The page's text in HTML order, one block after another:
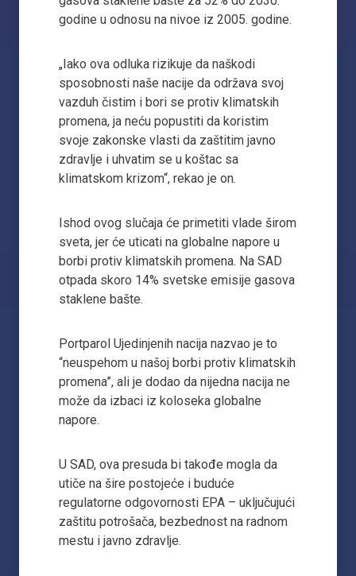
godine u odnosu na nivoe iz 2005. godine.
„Iako ova odluka rizikuje da naškodi
sposobnosti naše nacije da održava svoj
vazduh čistim i bori se protiv klimatskih
promena, ja neću popustiti da koristim
svoje zakonske vlasti da zaštitim javno
zdravlje i uhvatim se u koštac sa
klimatskom krizom“, rekao je on.
Ishod ovog slučaja će primetiti vlade širom
sveta, jer će uticati na globalne napore u
borbi protiv klimatskih promena. Na SAD
otpada skoro 14% svetske emisije gasova
staklene bašte.
Portparol Ujedinjenih nacija nazvao je to
“neuspehom u našoj borbi protiv klimatskih
promena”, ali je dodao da nijedna nacija ne
može da izbaci iz koloseka globalne
napore.
U SAD, ova presuda bi takođe mogla da
utiče na šire postojeće i buduće
regulatorne odgovornosti EPA – uključujući
zaštitu potrošača, bezbednost na radnom
mestu i javno zdravlje.